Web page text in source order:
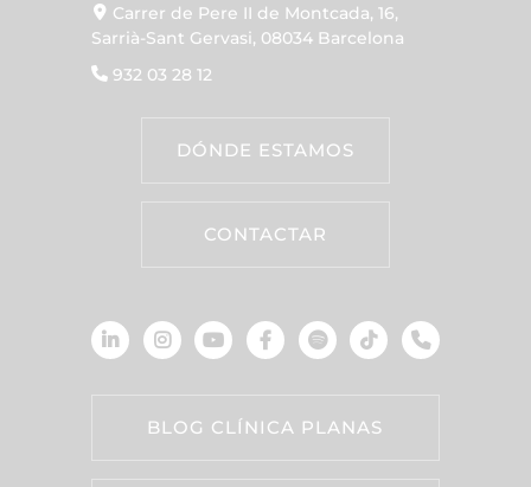
Carrer de Pere II de Montcada, 16,
Sarrià-Sant Gervasi, 08034 Barcelona
932 03 28 12
DÓNDE ESTAMOS
CONTACTAR
BLOG CLÍNICA PLANAS